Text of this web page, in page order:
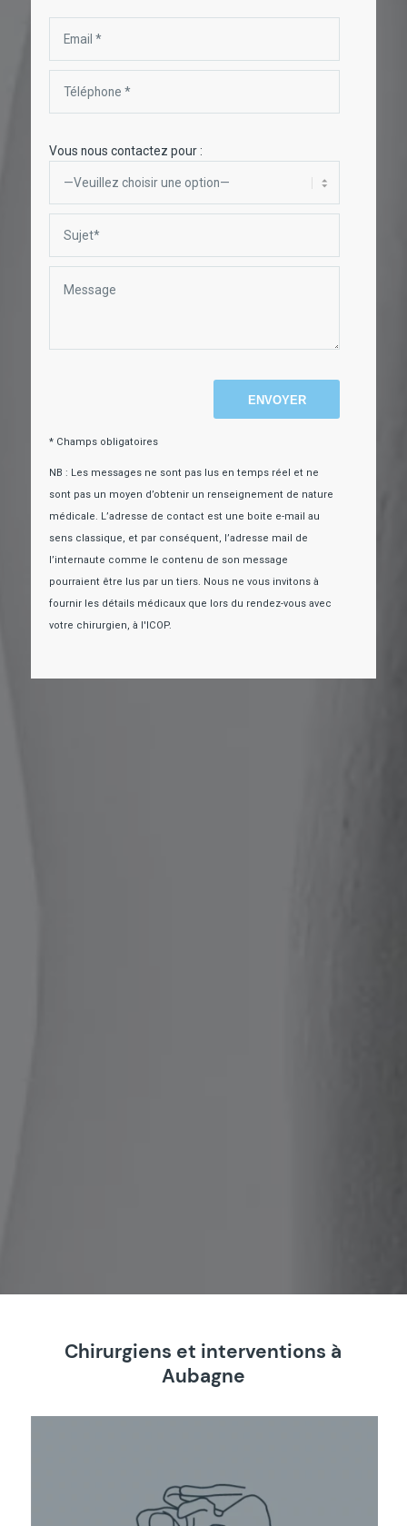
Vous nous contactez pour :
* Champs obligatoires
NB : Les messages ne sont pas lus en temps réel et ne
sont pas un moyen d’obtenir un renseignement de nature
médicale. L’adresse de contact est une boite e-mail au
sens classique, et par conséquent, l’adresse mail de
l’internaute comme le contenu de son message
pourraient être lus par un tiers. Nous ne vous invitons à
fournir les détails médicaux que lors du rendez-vous avec
votre chirurgien, à l'ICOP.
Chirurgiens et interventions à
Aubagne